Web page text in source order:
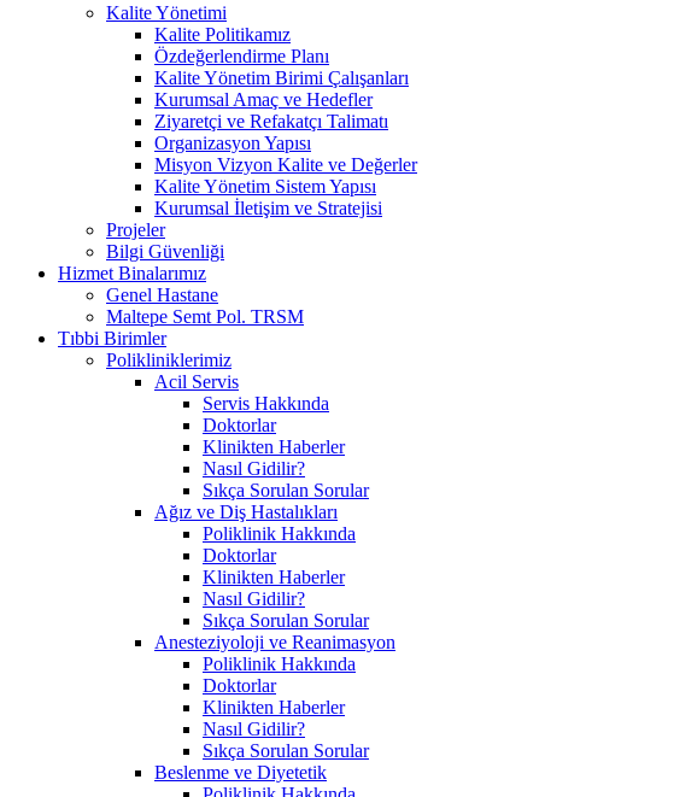
Kalite Yönetimi
Kalite Politikamız
Özdeğerlendirme Planı
Kalite Yönetim Birimi Çalışanları
Kurumsal Amaç ve Hedefler
Ziyaretçi ve Refakatçı Talimatı
Organizasyon Yapısı
Misyon Vizyon Kalite ve Değerler
Kalite Yönetim Sistem Yapısı
Kurumsal İletişim ve Stratejisi
Projeler
Bilgi Güvenliği
Hizmet Binalarımız
Genel Hastane
Maltepe Semt Pol. TRSM
Tıbbi Birimler
Polikliniklerimiz
Acil Servis
Servis Hakkında
Doktorlar
Klinikten Haberler
Nasıl Gidilir?
Sıkça Sorulan Sorular
Ağız ve Diş Hastalıkları
Poliklinik Hakkında
Doktorlar
Klinikten Haberler
Nasıl Gidilir?
Sıkça Sorulan Sorular
Anesteziyoloji ve Reanimasyon
Poliklinik Hakkında
Doktorlar
Klinikten Haberler
Nasıl Gidilir?
Sıkça Sorulan Sorular
Beslenme ve Diyetetik